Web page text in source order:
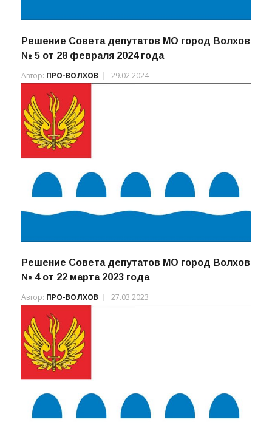
Решение Совета депутатов МО город Волхов
№ 5 от 28 февраля 2024 года
Автор: ПРО-ВОЛХОВ 29.02.2024
Решение Совета депутатов МО город Волхов
№ 4 от 22 марта 2023 года
Автор: ПРО-ВОЛХОВ 27.03.2023